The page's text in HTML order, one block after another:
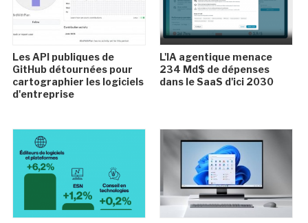
Les API publiques de
GitHub détournées pour
cartographier les logiciels
d'entreprise
L'IA agentique menace
234 Md$ de dépenses
dans le SaaS d'ici 2030